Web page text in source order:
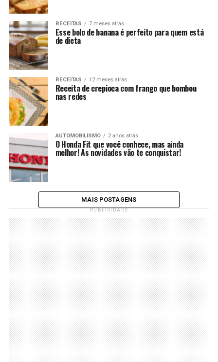
RECEITAS 7 meses atrás
Esse bolo de banana é perfeito para quem está
de dieta
RECEITAS 12 meses atrás
Receita de crepioca com frango que bombou
nas redes
AUTOMOBILISMO 2 anos atrás
O Honda Fit que você conhece, mas ainda
melhor! As novidades vão te conquistar!
MAIS POSTAGENS
PUBLICIDADE